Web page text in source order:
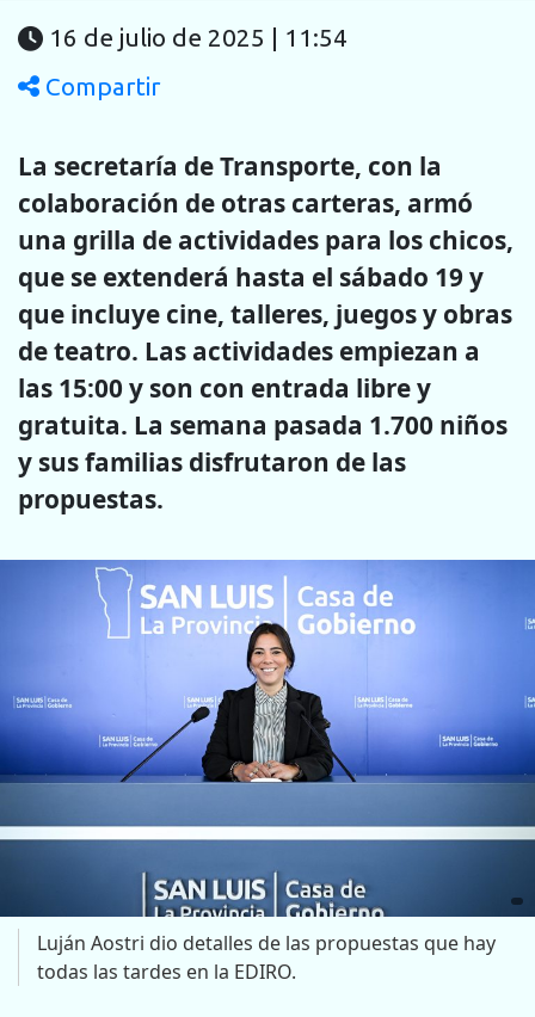
16 de julio de 2025 | 11:54
Compartir
La secretaría de Transporte, con la
colaboración de otras carteras, armó
una grilla de actividades para los chicos,
que se extenderá hasta el sábado 19 y
que incluye cine, talleres, juegos y obras
de teatro. Las actividades empiezan a
las 15:00 y son con entrada libre y
gratuita. La semana pasada 1.700 niños
y sus familias disfrutaron de las
propuestas.
Luján Aostri dio detalles de las propuestas que hay
todas las tardes en la EDIRO.